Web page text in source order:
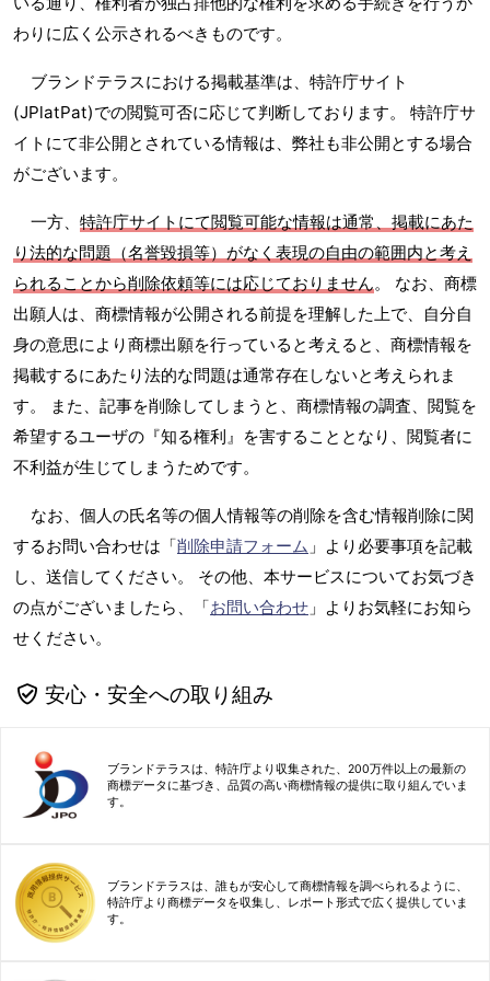
わりに広く公示されるべきものです。
ブランドテラスにおける掲載基準は、特許庁サイト
(JPlatPat)での閲覧可否に応じて判断しております。 特許庁サ
イトにて非公開とされている情報は、弊社も非公開とする場合
がございます。
一方、 特許庁サイトにて閲覧可能な情報は通常、掲載にあた
り法的な問題（名誉毀損等）がなく表現の自由の範囲内と考え
られることから削除依頼等には応じておりません。 なお、商標
出願人は、商標情報が公開される前提を理解した上で、自分自
身の意思により商標出願を行っていると考えると、商標情報を
掲載するにあたり法的な問題は通常存在しないと考えられま
す。 また、記事を削除してしまうと、商標情報の調査、閲覧を
希望するユーザの『知る権利』を害することとなり、閲覧者に
不利益が生じてしまうためです。
なお、個人の氏名等の個人情報等の削除を含む情報削除に関
するお問い合わせは「削除申請フォーム 」より必要事項を記載
し、送信してください。 その他、本サービスについてお気づき
の点がございましたら、「お問い合わせ 」よりお気軽にお知ら
せください。
安心・安全への取り組み
ブランドテラスは、特許庁より収集された、200万件以上の最新の
商標データに基づき、品質の高い商標情報の提供に取り組んでいま
す。
ブランドテラスは、誰もが安心して商標情報を調べられるように、
特許庁より商標データを収集し、レポート形式で広く提供していま
す。